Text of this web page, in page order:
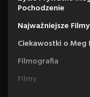
Pochodzenie
Najważniejsze
Ciekawostki o Meg
Filmografia
Filmy